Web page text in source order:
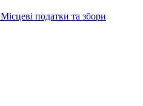
Місцеві податки та збори